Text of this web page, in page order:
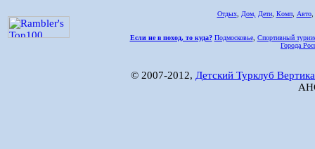
Отдых, Дом, Дети, Комп, Авто,
Если не в поход, то куда? Подмосковье, Спортивный
Города
© 2007-2012, Детский Турклуб